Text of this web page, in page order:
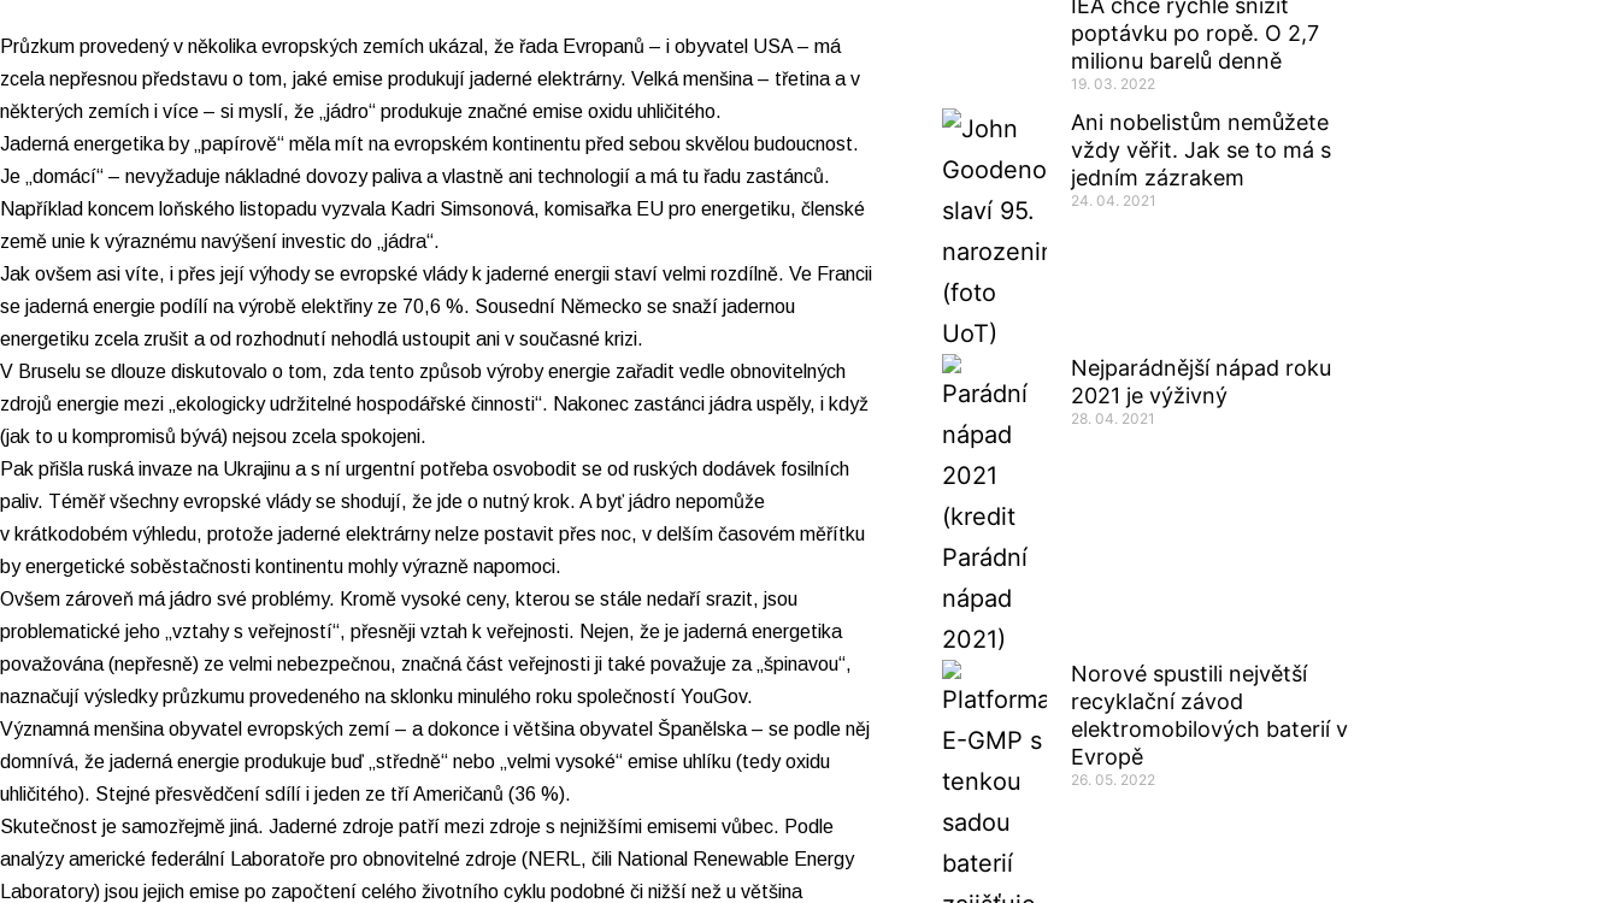
Průzkum provedený v několika evropských zemích ukázal, že řada Evropanů – i obyvatel USA – má
zcela nepřesnou představu o tom, jaké emise produkují jaderné elektrárny. Velká menšina – třetina a v
některých zemích i více – si myslí, že „jádro“ produkuje značné emise oxidu uhličitého.
Jaderná energetika by „papírově“ měla mít na evropském kontinentu před sebou skvělou budoucnost.
Je „domácí“ – nevyžaduje nákladné dovozy paliva a vlastně ani technologií a má tu řadu zastánců.
Například koncem loňského listopadu vyzvala Kadri Simsonová, komisařka EU pro energetiku, členské
země unie k výraznému navýšení investic do „jádra“.
Jak ovšem asi víte, i přes její výhody se evropské vlády k jaderné energii staví velmi rozdílně. Ve Francii
se jaderná energie podílí na výrobě elektřiny ze 70,6 %. Sousední Německo se snaží jadernou
energetiku zcela zrušit a od rozhodnutí nehodlá ustoupit ani v současné krizi.
V Bruselu se dlouze diskutovalo o tom, zda tento způsob výroby energie zařadit vedle obnovitelných
zdrojů energie mezi „ekologicky udržitelné hospodářské činnosti“. Nakonec zastánci jádra uspěly, i když
(jak to u kompromisů bývá) nejsou zcela spokojeni.
Pak přišla ruská invaze na Ukrajinu a s ní urgentní potřeba osvobodit se od ruských dodávek fosilních
paliv. Téměř všechny evropské vládyse shodují, že jde o nutný krok. A byť jádro nepomůže
v krátkodobém výhledu, protože jaderné elektrárny nelze postavit přes noc, v delším časovém měřítku
by energetické soběstačnosti kontinentu mohly výrazně napomoci.
Ovšem zároveň má jádro své problémy. Kromě vysoké ceny, kterou se stále nedaří srazit, jsou
problematické jeho „vztahy s veřejností“, přesněji vztah k veřejnosti. Nejen, že je jaderná energetika
považována (nepřesně) ze velmi nebezpečnou, značná část veřejnosti ji také považuje za „špinavou“,
naznačují výsledky průzkumu provedeného na sklonku minulého roku společností YouGov.
Významná menšina obyvatel evropských zemí – a dokonce i většina obyvatel Španělska – se podle něj
domnívá, že jaderná energie produkuje buď „středně“ nebo „velmi vysoké“ emise uhlíku (tedy oxidu
uhličitého). Stejné přesvědčení sdílí i jeden ze tří Američanů (36 %).
Skutečnost je samozřejmě jiná. Jaderné zdroje patří mezi zdroje s nejnižšími emisemi vůbec. Podle
analýzyamerické federální Laboratoře pro obnovitelné zdroje (NERL, čili National Renewable Energy
Laboratory) jsou jejich emise po započtení celého životního cyklu podobné či nižší než u většina
poptávku po ropě. O 2,7
milionu barelů denně
19. 03. 2022
Ani nobelistům nemůžete
vždy věřit. Jak se to má s
jedním zázrakem
24. 04. 2021
Nejparádnější nápad roku
2021 je výživný
28. 04. 2021
Norové spustili největší
recyklační závod
elektromobilových baterií v
Evropě
26. 05. 2022